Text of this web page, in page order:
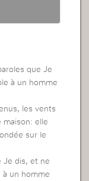
que Je
à un homme
les vents
elle
sur le
Je dis, et ne
à un homme